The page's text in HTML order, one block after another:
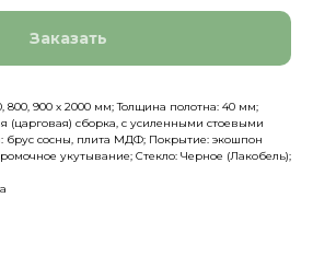
Заказать
800, 900 х 2000 мм; Толщина полотна: 40 мм;
(царговая) сборка, с усиленными стоевыми
брус сосны, плита МДФ; Покрытие: экошпон
укутывание; Стекло: Черное (Лакобель);